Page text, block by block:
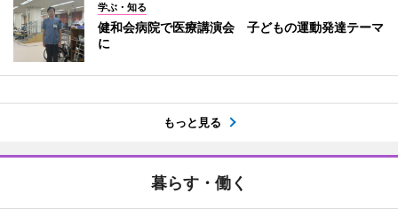
学ぶ・知る
健和会病院で医療講演会 子どもの運動発達テーマ
に
もっと見る
暮らす・働く